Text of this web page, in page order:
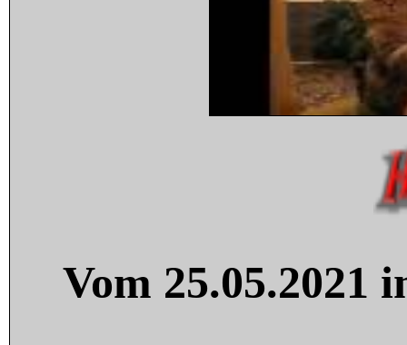
Vom 25.05.2021